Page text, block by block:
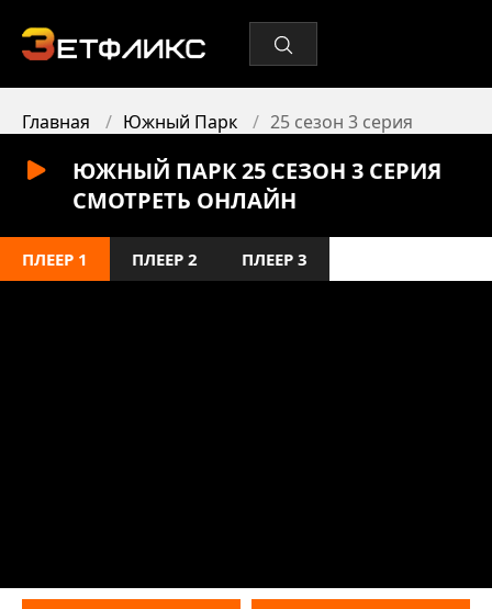
Главная Южный Парк 25 сезон 3 серия
ЮЖНЫЙ ПАРК 25 СЕЗОН 3 СЕРИЯ
СМОТРЕТЬ ОНЛАЙН
ПЛЕЕР 1 ПЛЕЕР 2 ПЛЕЕР 3